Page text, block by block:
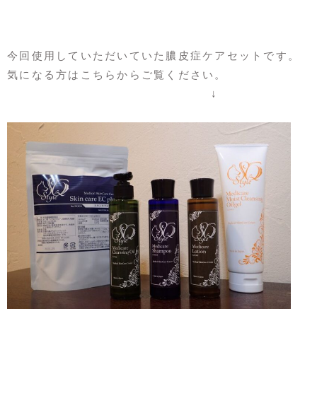
今回使用していただいていた膿皮症ケアセットです。
気になる方はこちらからご覧ください。
↓